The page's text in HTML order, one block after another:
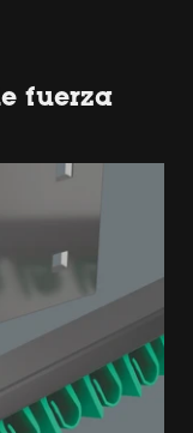
fuerza